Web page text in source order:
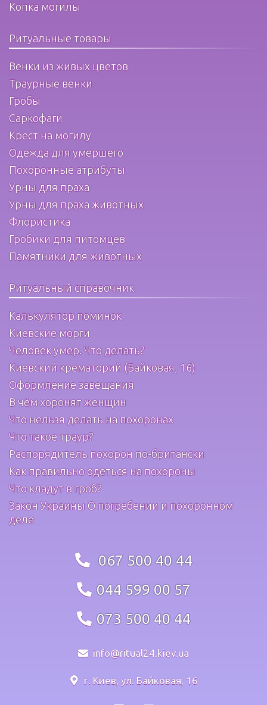
Копка могилы
Ритуальные товары
Венки из живых цветов
Траурные венки
Гробы
Саркофаги
Крест на могилу
Одежда для умершего
Похоронные атрибуты
Урны для праха
Урны для праха животных
Флористика
Гробики для питомцев
Памятники для животных
Ритуальный справочник
Калькулятор поминок
Киевские морги
Человек умер. Что делать?
Киевский крематорий (Байковая, 16)
Оформление завещания
В чём хоронят женщин
Что нельзя делать на похоронах
Что такое траур?
Распорядитель похорон по-британски
Как правильно одеться на похороны
Что кладут в гроб?
Закон Украины О погребении и похоронном
деле
067 500 40 44
044 599 00 57
073 500 40 44
info@ritual24.kiev.ua
г. Киев, ул. Байковая, 16